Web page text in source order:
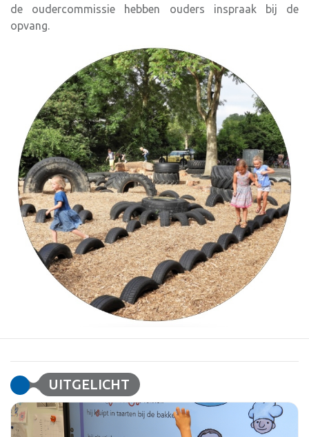
de oudercommissie hebben ouders inspraak bij de
opvang.
UITGELICHT